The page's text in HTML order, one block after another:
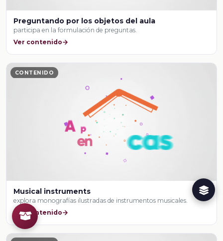
Preguntando por los objetos del aula
participa en la formulación de preguntas.
Ver contenido
CONTENIDO
Musical instruments
explora monografías ilustradas de instrumentos musicales.
Ver contenido